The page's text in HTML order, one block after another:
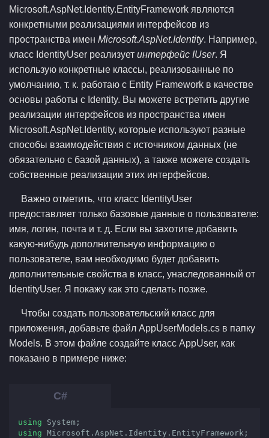
Microsoft.AspNet.Identity.EntityFramework являются
конкретными реализациями интерфейсов из
пространства имен Microsoft.AspNet.Identity. Например,
класс IdentityUser реализует интерфейс IUser. Я
использую конкретные классы, реализованные по
умолчанию, т. к. работаю с Entity Framework в качестве
основы работы с Identity. Вы можете встретить другие
реализации интерфейсов из пространства имен
Microsoft.AspNet.Identity, которые используют разные
способы взаимодействия с источником данных (не
обязательно с базой данных), а также можете создать
собственные реализации этих интерфейсов.
Важно отметить, что класс IdentityUser
предоставляет только базовые данные о пользователе:
имя, логин, почта и т. д. Если вы захотите добавить
какую-нибудь дополнительную информацию о
пользователе, вам необходимо будет добавить
дополнительные свойства в класс, унаследованный от
IdentityUser. Я покажу как это сделать позже.
Чтобы создать пользовательский класс для
приложения, добавьте файл AppUserModels.cs в папку
Models. В этом файле создайте класс AppUser, как
показано в примере ниже:
using
using Microsoft.AspNet.Identity.EntityFramework;